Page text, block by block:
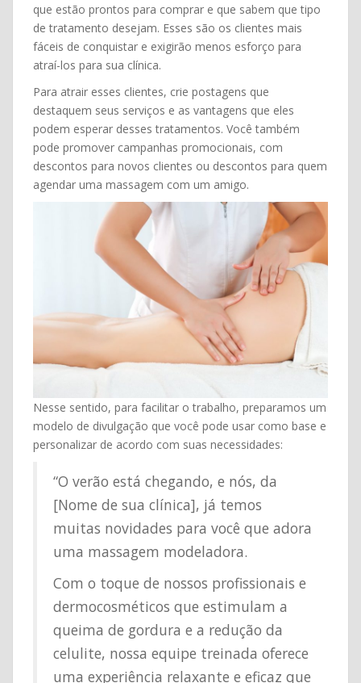
que estão prontos para comprar e que sabem que tipo
de tratamento desejam. Esses são os clientes mais
fáceis de conquistar e exigirão menos esforço para
atraí-los para sua clínica.
Para atrair esses clientes, crie postagens que
destaquem seus serviços e as vantagens que eles
podem esperar desses tratamentos. Você também
pode promover campanhas promocionais, com
descontos para novos clientes ou descontos para quem
agendar uma massagem com um amigo.
Nesse sentido, para facilitar o trabalho, preparamos um
modelo de divulgação que você pode usar como base e
personalizar de acordo com suas necessidades:
“O verão está chegando, e nós, da
[Nome de sua clínica], já temos
muitas novidades para você que adora
uma massagem modeladora.
Com o toque de nossos profissionais e
dermocosméticos que estimulam a
queima de gordura e a redução da
celulite, nossa equipe treinada oferece
uma experiência relaxante e eficaz que